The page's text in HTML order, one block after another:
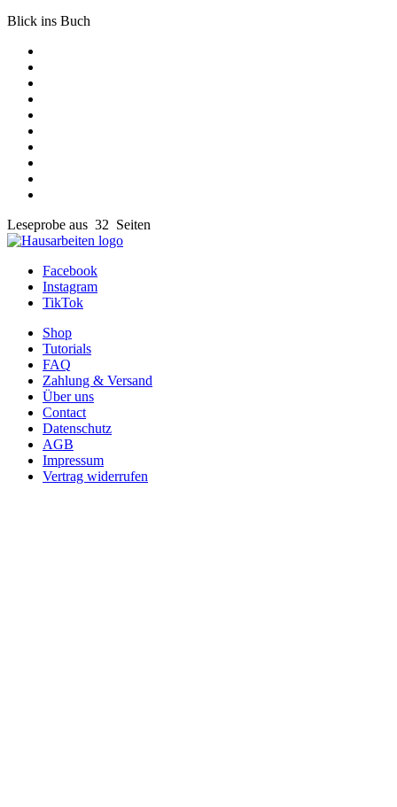
Blick ins Buch
Leseprobe aus 32 Seiten
Facebook
Instagram
TikTok
Shop
Tutorials
FAQ
Zahlung & Versand
Über uns
Contact
Datenschutz
AGB
Impressum
Vertrag widerrufen